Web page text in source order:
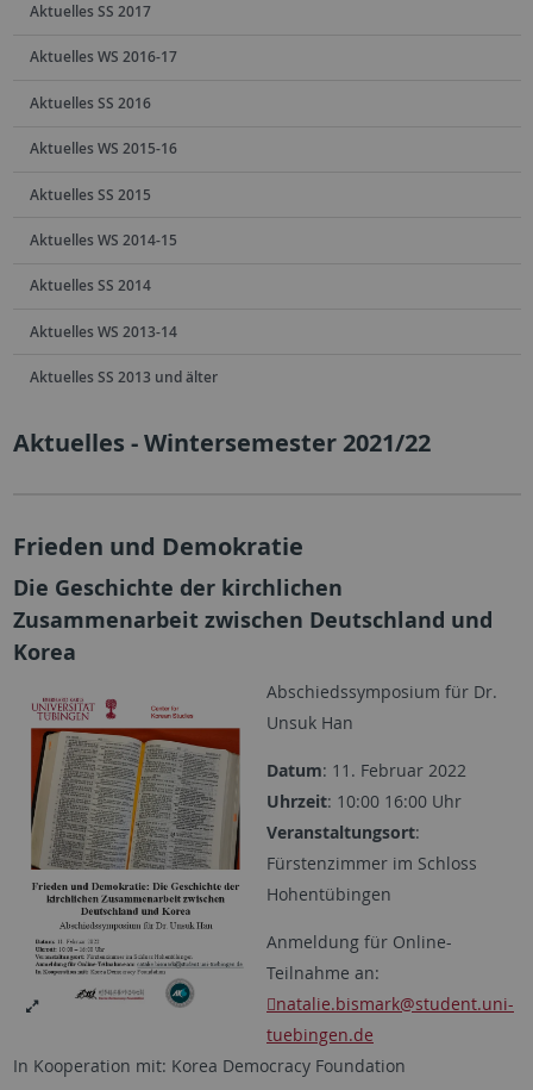
Aktuelles SS 2017
Aktuelles WS 2016-17
Aktuelles SS 2016
Aktuelles WS 2015-16
Aktuelles SS 2015
Aktuelles WS 2014-15
Aktuelles SS 2014
Aktuelles WS 2013-14
Aktuelles SS 2013 und älter
Aktuelles - Wintersemester 2021/22
Frieden und Demokratie
Die Geschichte der kirchlichen
Zusammenarbeit zwischen Deutschland und
Korea
Abschiedssymposium für Dr.
Unsuk Han
Datum: 11. Februar 2022
Uhrzeit: 10:00 16:00 Uhr
Veranstaltungsort:
Fürstenzimmer im Schloss
Hohentübingen
Anmeldung für Online-
Teilnahme an:
natalie.bismark@student.uni-
tuebingen.de
In Kooperation mit: Korea Democracy Foundation